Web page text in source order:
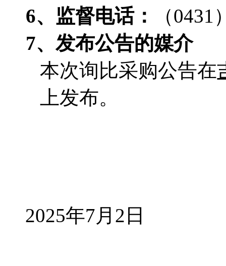
6、监督电话：
（0431
7、发布公告的媒介
本次询比采购公告在
上发布。
2025年7月2日